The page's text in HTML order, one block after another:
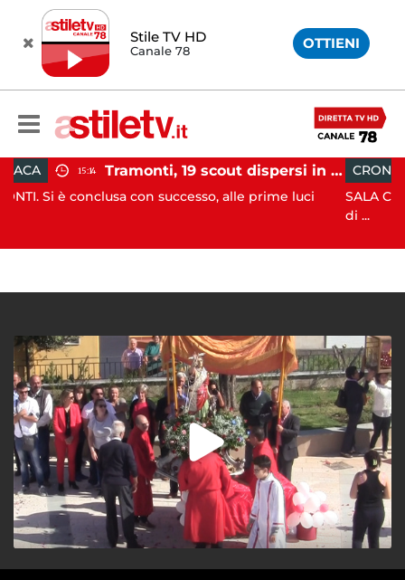
Stile TV HD
Canale 78 OTTIENI
Tramonti, 19 scout dispersi in montagna salvati dai vigili del fuoco
con successo, alle prime luci
CRONACA 12:41
SALA CONSILINA. Si